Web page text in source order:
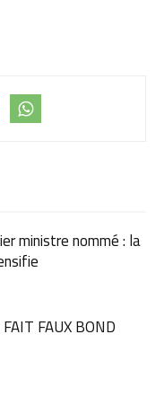
ministre nommé : la
FAUX BOND